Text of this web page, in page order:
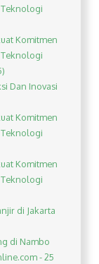
Teknologi
Komitmen
Teknologi
Dan Inovasi
Komitmen
Teknologi
Komitmen
Teknologi
di Jakarta
di Nambo
- 25